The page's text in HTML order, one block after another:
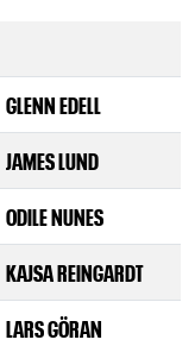
GLENN EDELL
JAMES LUND
ODILE NUNES
KAJSA REINGARDT
LARS GÖRAN